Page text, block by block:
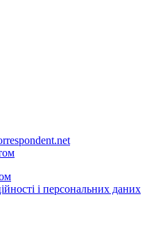
і персональних даних